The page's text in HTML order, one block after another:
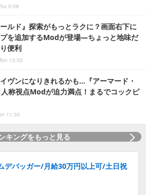
0:08
ールド』探索がもっとラクに？画面右下に
プを追加するModが登場―ちょっと地味だ
便利
12:02
ヴンになりきれるかも…『アーマード・
称視点Modが迫力満点！まるでコックピ
11:30
キングをもっと見る
デバッガー/月給30万円以上可/土日祝